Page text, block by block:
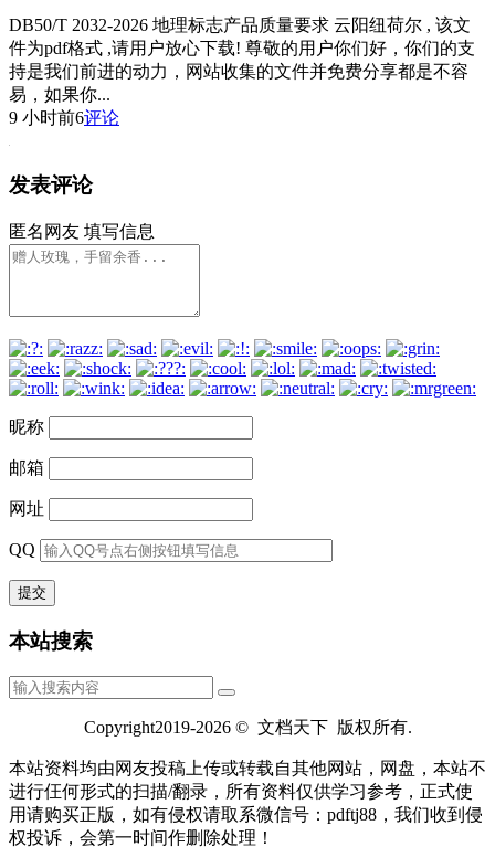
DB50/T 2032-2026 地理标志产品质量要求 云阳纽荷尔 , 该文
件为pdf格式 ,请用户放心下载! 尊敬的用户你们好，你们的支
持是我们前进的动力，网站收集的文件并免费分享都是不容
易，如果你...
9 小时前6评论
发表评论
匿名网友 填写信息
昵称
邮箱
网址
QQ
本站搜索
Copyright2019-2026 © 文档天下 版权所有.
本站资料均由网友投稿上传或转载自其他网站，网盘，本站不
进行仼何形式的扫描/翻录，所有资料仅供学习参考，正式使
用请购买正版，如有侵权请取系微信号：pdftj88，我们收到侵
权投诉，会第一时间作删除处理！